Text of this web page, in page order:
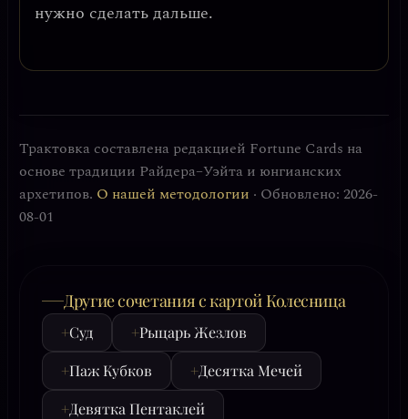
нужно сделать дальше.
Трактовка составлена редакцией Fortune Cards на
основе традиции Райдера–Уэйта и юнгианских
архетипов. О нашей методологии · Обновлено: 2026-
08-01
Другие сочетания с картой Колесница
+Суд +Рыцарь Жезлов
+Паж Кубков +Десятка Мечей
+Девятка Пентаклей